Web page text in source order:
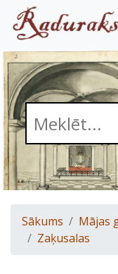
Sākums Mājas
Zaķusalas